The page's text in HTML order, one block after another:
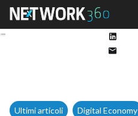
Ultimi articoli Digital Economy